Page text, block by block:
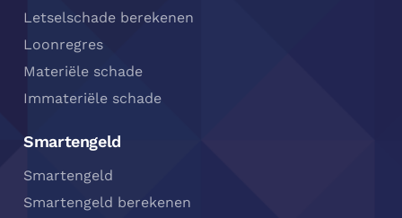
Letselschade berekenen
Loonregres
Materiële schade
Immateriële schade
Smartengeld
Smartengeld
Smartengeld berekenen